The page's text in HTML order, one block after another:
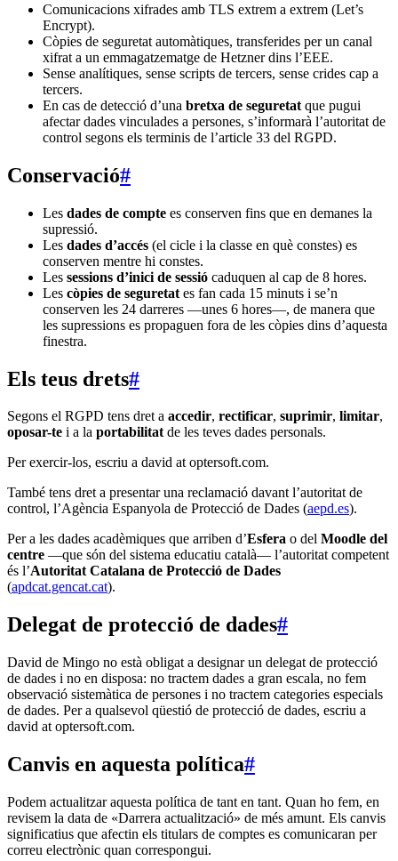
Comunicacions xifrades amb TLS extrem a extrem (Let’s
Encrypt).
Còpies de seguretat automàtiques, transferides per un canal
xifrat a un emmagatzematge de Hetzner dins l’EEE.
Sense analítiques, sense scripts de tercers, sense crides cap a
tercers.
En cas de detecció d’una bretxa de seguretat que pugui
afectar dades vinculades a persones, s’informarà l’autoritat de
control segons els terminis de l’article 33 del RGPD.
Conservació#
Les dades de compte es conserven fins que en demanes la
supressió.
Les dades d’accés (el cicle i la classe en què constes) es
conserven mentre hi constes.
Les sessions d’inici de sessió caduquen al cap de 8 hores.
Les còpies de seguretat es fan cada 15 minuts i se’n
conserven les 24 darreres —unes 6 hores—, de manera que
les supressions es propaguen fora de les còpies dins d’aquesta
finestra.
Els teus drets#
Segons el RGPD tens dret a accedir, rectificar, suprimir, limitar,
oposar-te i a la portabilitatde les teves dades personals.
Per exercir-los, escriu a david at optersoft.com.
També tens dret a presentar una reclamació davant l’autoritat de
control, l’Agència Espanyola de Protecció de Dades (aepd.es).
Per a les dades acadèmiques que arriben d’Esfera o del Moodle del
centre —que són del sistema educatiu català— l’autoritat competent
és l’Autoritat Catalana de Protecció de Dades
(apdcat.gencat.cat).
Delegat de protecció de dades#
David de Mingo no està obligat a designar un delegat de protecció
de dades i no en disposa: no tractem dades a gran escala, no fem
observació sistemàtica de persones i no tractem categories especials
de dades. Per a qualsevol qüestió de protecció de dades, escriu a
david at optersoft.com.
Canvis en aquesta política#
Podem actualitzar aquesta política de tant en tant. Quan ho fem, en
revisem la data de «Darrera actualització» de més amunt. Els canvis
significatius que afectin els titulars de comptes es comunicaran per
correu electrònic quan correspongui.